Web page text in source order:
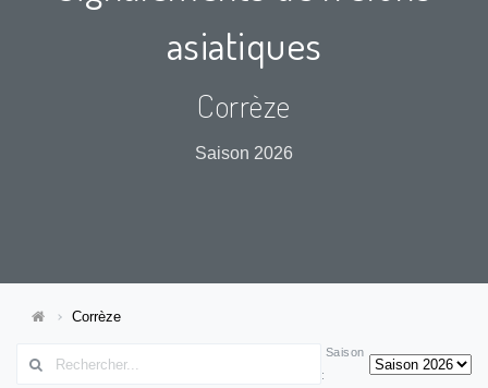
asiatiques
Corrèze
Saison 2026
Corrèze
Saison
: